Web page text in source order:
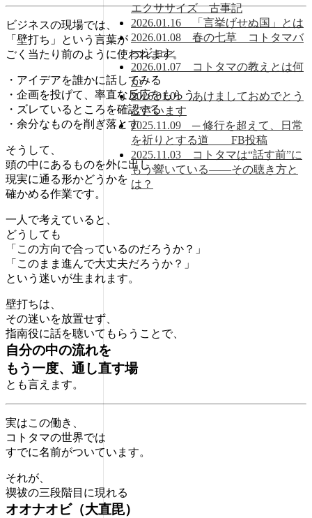
エクササイズ 古事記
2026.01.16 「言挙げせぬ国」とは
2026.01.08 春の七草 コトタマバ
ージョン
2026.01.07 コトタマの教えとは何
か
2026.01.01 あけましておめでとう
ございます
2025.11.09 ─ 修行を超えて、日常
を祈りとする道 FB投稿
2025.11.03 コトタマは“話す前”に
もう響いている――その聴き方と
は？
ビジネスの現場では、
「壁打ち」という言葉が
ごく当たり前のように使われます。
・アイデアを誰かに話してみる
・企画を投げて、率直な反応をもらう
・ズレているところを確認する
・余分なものを削ぎ落とす
そうして、
頭の中にあるものを外に出し、
現実に通る形かどうかを
確かめる作業です。
一人で考えていると、
どうしても
「この方向で合っているのだろうか？」
「このまま進んで大丈夫だろうか？」
という迷いが生まれます。
壁打ちは、
その迷いを放置せず、
指南役に話を聴いてもらうことで、
自分の中の流れを
もう一度、通し直す場
とも言えます。
実はこの働き、
コトタマの世界では
すでに名前がついています。
それが、
禊祓の三段階目に現れる
オオナオビ（大直毘）